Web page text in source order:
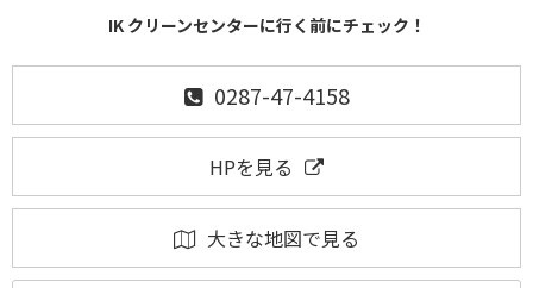
IK クリーンセンターに行く前にチェック！
0287-47-4158
HPを見る
大きな地図で見る